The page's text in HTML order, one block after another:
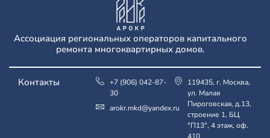
Ассоциация региональных операторов капитального
ремонта многоквартирных домов.
Контакты
+7 (906) 042-87-
30
arokr.mkd@yandex.ru
119435, г. Москва,
ул. Малая
Пироговская, д.13,
строение 1, БЦ
"П13", 4 этаж, оф.